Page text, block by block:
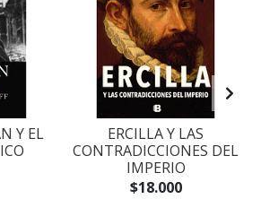
Y EL
ERCILLA Y LAS
CONTRADICCIONES DEL
IMPERIO
$18.000